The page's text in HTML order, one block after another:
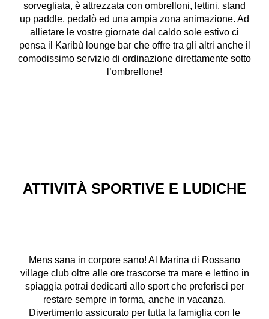
sorvegliata, è attrezzata con ombrelloni, lettini, stand
up paddle, pedalò ed una ampia zona animazione. Ad
allietare le vostre giornate dal caldo sole estivo ci
pensa il Karibù lounge bar che offre tra gli altri anche il
comodissimo servizio di ordinazione direttamente sotto
l’ombrellone!
ATTIVITÀ SPORTIVE E LUDICHE
Mens sana in corpore sano! Al Marina di Rossano
village club oltre alle ore trascorse tra mare e lettino in
spiaggia potrai dedicarti allo sport che preferisci per
restare sempre in forma, anche in vacanza.
Divertimento assicurato per tutta la famiglia con le